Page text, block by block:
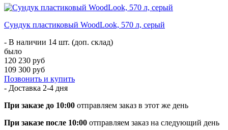
Сундук пластиковый WoodLook, 570 л, серый
- В наличии 14 шт. (доп. склад)
было
120 230 руб
109 300 руб
Позвонить и купить
- Доставка 2-4 дня
При заказе до 10:00 отправляем заказ в этот же день
При заказе после 10:00 отправляем заказ на следующий день